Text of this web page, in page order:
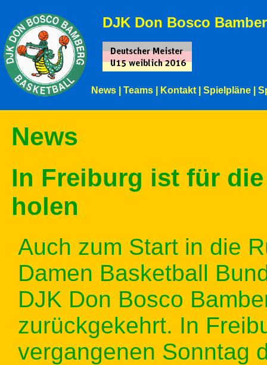
DJK Don Bosco
News Teams Kontakt Spielpläne
News
In Freiburg ist für
holen
Auch zum Start in die
Damen Basketball
DJK Don Bosco
zurückgekehrt. In
vergangenen Sonntag